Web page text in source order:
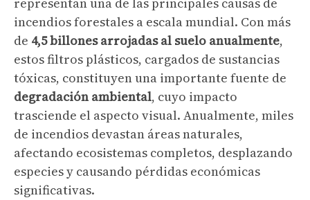
incendios forestales a escala mundial. Con más
de 4,5 billones arrojadas al suelo anualmente,
estos filtros plásticos, cargados de sustancias
tóxicas, constituyen una importante fuente de
degradación ambiental, cuyo impacto
trasciende el aspecto visual. Anualmente, miles
de incendios devastan áreas naturales,
afectando ecosistemas completos, desplazando
especies y causando pérdidas económicas
significativas.